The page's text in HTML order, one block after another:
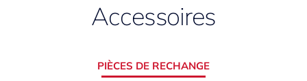
Accessoires
PIÈCES DE RECHANGE